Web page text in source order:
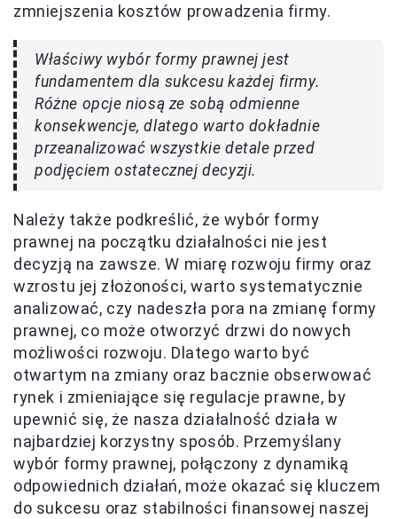
zmniejszenia kosztów prowadzenia firmy.
Właściwy wybór formy prawnej jest
fundamentem dla sukcesu każdej firmy.
Różne opcje niosą ze sobą odmienne
konsekwencje, dlatego warto dokładnie
przeanalizować wszystkie detale przed
podjęciem ostatecznej decyzji.
Należy także podkreślić, że wybór formy
prawnej na początku działalności nie jest
decyzją na zawsze. W miarę rozwoju firmy oraz
wzrostu jej złożoności, warto systematycznie
analizować, czy nadeszła pora na zmianę formy
prawnej, co może otworzyć drzwi do nowych
możliwości rozwoju. Dlatego warto być
otwartym na zmiany oraz bacznie obserwować
rynek i zmieniające się regulacje prawne, by
upewnić się, że nasza działalność działa w
najbardziej korzystny sposób. Przemyślany
wybór formy prawnej, połączony z dynamiką
odpowiednich działań, może okazać się kluczem
do sukcesu oraz stabilności finansowej naszej